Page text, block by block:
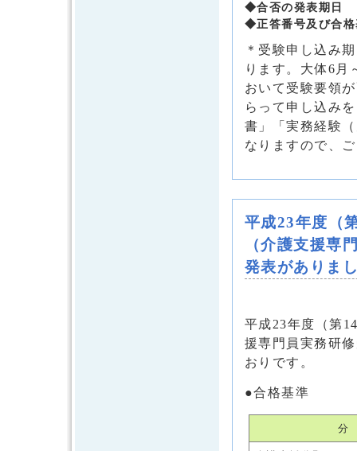
◆合否の発表期日
◆正答番号及び合格
＊受験申し込み
ります。大体6月
おいて受験要領
らって申し込み
書」「実務経験
なりますので、
平成23年度（
（介護支援専
発表がありま
平成23年度（第
援専門員実務研
おりです。
●合格基準
分